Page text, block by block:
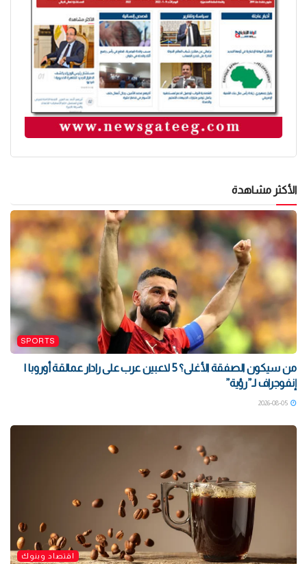
الأكثر مشاهدة
SPORTS
من سيكون الصفقة الأغلى؟ 5 لاعبين عرب على رادار عمالقة أوروبا |
إنفوجراف لـ”رؤية”
اقتصاد وبنوك